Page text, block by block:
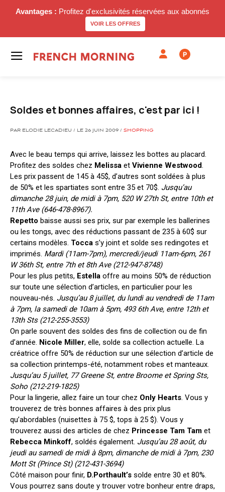
Avantages : Profitez d'exclusivités réservées aux abonnés
VOIR LES OFFRES
P
Soldes et bonnes affaires, c'est par ici !
PAR ELODIE LECADIEU / LE 26 JUIN 2009 / SHOPPING
Avec le beau temps qui arrive, laissez les bottes au placard.
Profitez des soldes chez Melissa et Vivienne Westwood.
Les prix passent de 145 à 45$, d’autres sont soldées à plus
de 50% et les spartiates sont entre 35 et 70$. Jusqu’au
dimanche 28 juin, de midi à 7pm, 520 W 27th St, entre 10th et
11th Ave (646-478-8967).
Repetto baisse aussi ses prix, sur par exemple les ballerines
ou les tongs, avec des réductions passant de 235 à 60$ sur
certains modèles. Tocca s’y joint et solde ses redingotes et
imprimés. Mardi (11am-7pm), mercredi/jeudi 11am-6pm, 261
W 36th St, entre 7th et 8th Ave (212-947-8748)
Pour les plus petits, Estella offre au moins 50% de réduction
sur toute une sélection d’articles, en particulier pour les
nouveau-nés. Jusqu’au 8 juillet, du lundi au vendredi de 11am
à 7pm, la samedi de 10am à 5pm, 493 6th Ave, entre 12th et
13th Sts (212-255-3553)
On parle souvent des soldes des fins de collection ou de fin
d’année. Nicole Miller, elle, solde sa collection actuelle. La
créatrice offre 50% de réduction sur une sélection d’article de
sa collection printemps-été, notamment robes et manteaux.
Jusqu’au 5 juillet, 77 Greene St, entre Broome et Spring Sts,
Soho (212-219-1825)
Pour la lingerie, allez faire un tour chez Only Hearts. Vous y
trouverez de très bonnes affaires à des prix plus
qu’abordables (nuisettes à 75 $, tops à 25 $). Vous y
trouverez aussi des articles de chez Princesse Tam Tam et
Rebecca Minkoff, soldés également. Jusqu’au 28 août, du
jeudi au samedi de midi à 8pm, dimanche de midi à 7pm, 230
Mott St (Prince St) (212-431-3694)
Côté maison pour finir, D.Porthault’s solde entre 30 et 80%.
Vous pourrez sans doute y trouver votre bonheur entre draps,